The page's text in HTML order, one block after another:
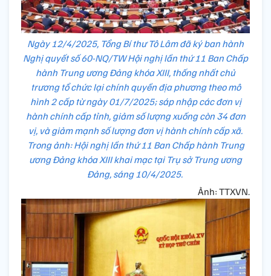
Ngày 12/4/2025, Tổng Bí thư Tô Lâm đã ký ban hành
Nghị quyết số 60-NQ/TW Hội nghị lần thứ 11 Ban Chấp
hành Trung ương Đảng khóa XIII, thống nhất chủ
trương tổ chức lại chính quyền địa phương theo mô
hình 2 cấp từ ngày 01/7/2025; sáp nhập các đơn vị
hành chính cấp tỉnh, giảm số lượng xuống còn 34 đơn
vị, và giảm mạnh số lượng đơn vị hành chính cấp xã.
Trong ảnh: Hội nghị lần thứ 11 Ban Chấp hành Trung
ương Đảng khóa XIII khai mạc tại Trụ sở Trung ương
Đảng, sáng 10/4/2025.
Ảnh: TTXVN.